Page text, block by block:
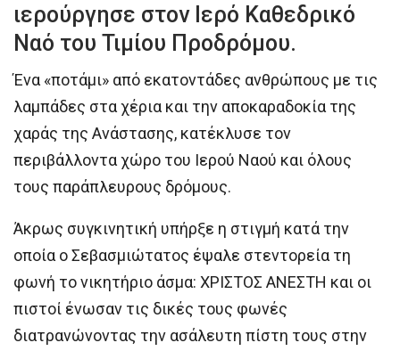
ιερούργησε στον Ιερό Καθεδρικό
Ναό του Τιμίου Προδρόμου.
Ένα «ποτάμι» από εκατοντάδες ανθρώπους με τις
λαμπάδες στα χέρια και την αποκαραδοκία της
χαράς της Ανάστασης, κατέκλυσε τον
περιβάλλοντα χώρο του Ιερού Ναού και όλους
τους παράπλευρους δρόμους.
Άκρως συγκινητική υπήρξε η στιγμή κατά την
οποία ο Σεβασμιώτατος έψαλε στεντορεία τη
φωνή το νικητήριο άσμα: ΧΡΙΣΤΟΣ ΑΝΕΣΤΗ και οι
πιστοί ένωσαν τις δικές τους φωνές
διατρανώνοντας την ασάλευτη πίστη τους στην